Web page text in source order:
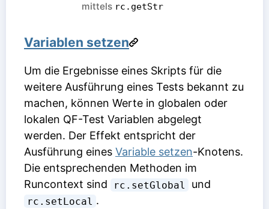
mittels rc.getStr
Variablen setzen
Um die Ergebnisse eines Skripts für die
weitere Ausführung eines Tests bekannt zu
machen, können Werte in globalen oder
lokalen QF-Test Variablen abgelegt
werden. Der Effekt entspricht der
Ausführung eines Variable setzen-Knotens.
Die entsprechenden Methoden im
Runcontext sind
rc.setGlobal und
rc.setLocal .